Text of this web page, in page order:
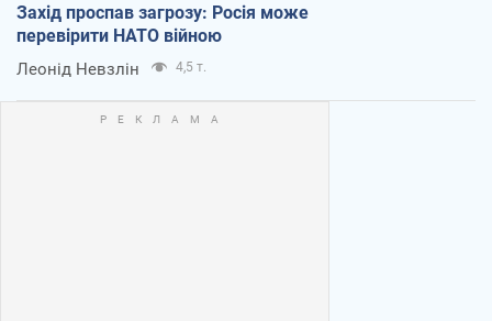
Захід проспав загрозу: Росія може
перевірити НАТО війною
Леонід Невзлін 4,5 т.